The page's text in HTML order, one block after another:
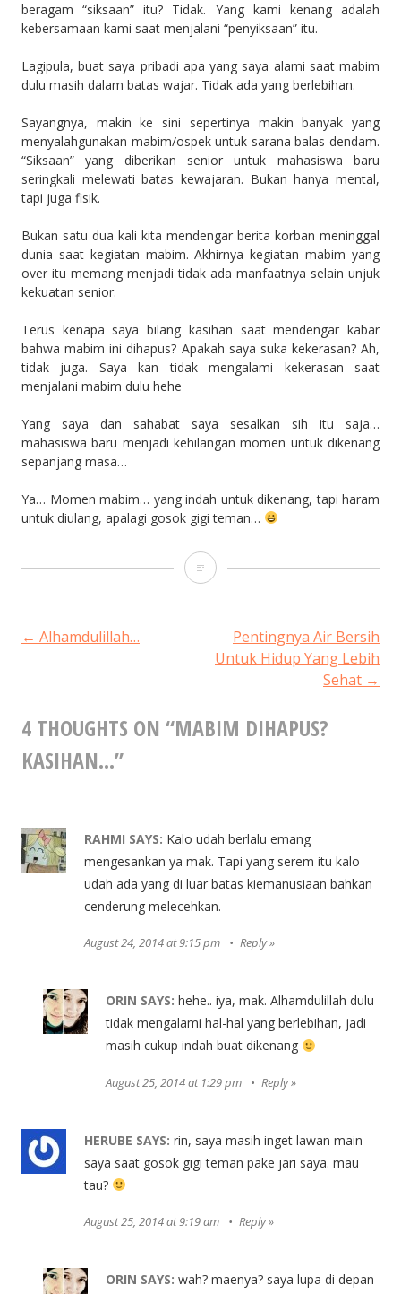
beragam “siksaan” itu? Tidak. Yang kami kenang adalah
kebersamaan kami saat menjalani “penyiksaan” itu.
Lagipula, buat saya pribadi apa yang saya alami saat mabim
dulu masih dalam batas wajar. Tidak ada yang berlebihan.
Sayangnya, makin ke sini sepertinya makin banyak yang
menyalahgunakan mabim/ospek untuk sarana balas dendam.
“Siksaan” yang diberikan senior untuk mahasiswa baru
seringkali melewati batas kewajaran. Bukan hanya mental,
tapi juga fisik.
Bukan satu dua kali kita mendengar berita korban meninggal
dunia saat kegiatan mabim. Akhirnya kegiatan mabim yang
over itu memang menjadi tidak ada manfaatnya selain unjuk
kekuatan senior.
Terus kenapa saya bilang kasihan saat mendengar kabar
bahwa mabim ini dihapus? Apakah saya suka kekerasan? Ah,
tidak juga. Saya kan tidak mengalami kekerasan saat
menjalani mabim dulu hehe
Yang saya dan sahabat saya sesalkan sih itu saja…
mahasiswa baru menjadi kehilangan momen untuk dikenang
sepanjang masa…
Ya… Momen mabim… yang indah untuk dikenang, tapi haram
untuk diulang, apalagi gosok gigi teman…
Mabim
Kasihan…
POST
← Alhamdulillah…
Pentingnya Air Bersih
Untuk Hidup Yang Lebih
Sehat →
4 THOUGHTS ON “MABIM DIHAPUS?
KASIHAN…”
RAHMI SAYS: Kalo udah berlalu emang
mengesankan ya mak. Tapi yang serem itu kalo
udah ada yang di luar batas kiemanusiaan bahkan
cenderung melecehkan.
August 24, 2014 at 9:15 pm Reply
ORIN SAYS: hehe.. iya, mak. Alhamdulillah dulu
tidak mengalami hal-hal yang berlebihan, jadi
masih cukup indah buat dikenang
August 25, 2014 at 1:29 pm Reply
HERUBE SAYS: rin, saya masih inget lawan main
saya saat gosok gigi teman pake jari saya. mau
tau?
August 25, 2014 at 9:19 am Reply
ORIN SAYS: wah? maenya? saya lupa di depan